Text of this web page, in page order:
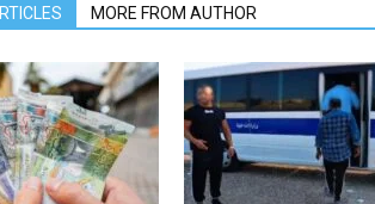
MORE FROM AUTHOR